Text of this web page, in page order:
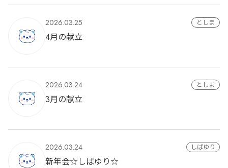
2026.03.25 としま
4月の献立
2026.03.24 としま
3月の献立
2026.03.24 しばゆり
新年会☆しばゆり☆